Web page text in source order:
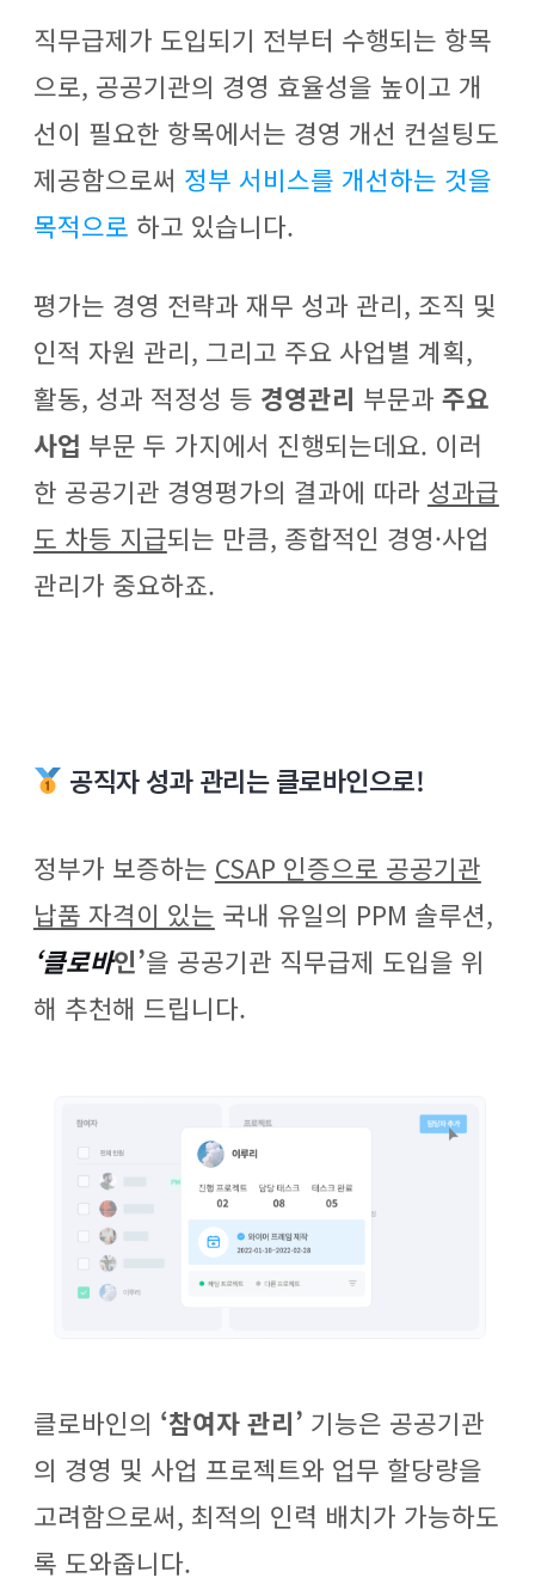
직무급제가 도입되기 전부터 수행되는 항목
으로, 공공기관의 경영 효율성을 높이고 개
선이 필요한 항목에서는 경영 개선 컨설팅도
제공함으로써 정부 서비스를 개선하는 것을
목적으로 하고 있습니다.
평가는 경영 전략과 재무 성과 관리, 조직 및
인적 자원 관리, 그리고 주요 사업별 계획,
활동, 성과 적정성 등 경영관리 부문과 주요
사업 부문 두 가지에서 진행되는데요. 이러
한 공공기관 경영평가의 결과에 따라 성과급
도 차등 지급되는 만큼, 종합적인 경영·사업
관리가 중요하죠.
공직자 성과 관리는 클로바인으로!
정부가 보증하는 CSAP 인증으로 공공기관
납품 자격이 있는 국내 유일의 PPM 솔루션,
‘클로바인’을 공공기관 직무급제 도입을 위
해 추천해 드립니다.
클로바인의 ‘참여자 관리’ 기능은 공공기관
의 경영 및 사업 프로젝트와 업무 할당량을
고려함으로써, 최적의 인력 배치가 가능하도
록 도와줍니다.